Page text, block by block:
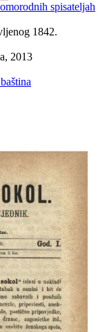
spisateljah
1842.
2013